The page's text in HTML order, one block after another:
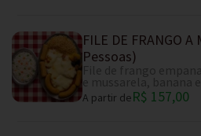
FILE DE FRANGO A
Pessoas)
A partir deR$ 157,00